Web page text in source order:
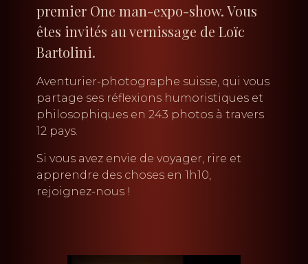
premier One man-expo-show. Vous
êtes invités au vernissage de Loïc
Bartolini.
Aventurier-photographe suisse, qui vous
partage ses réflexions humoristiques et
philosophiques en 243 photos à travers
12 pays.
Si vous avez envie de voyager, rire et
apprendre des choses en 1h10,
rejoignez-nous !